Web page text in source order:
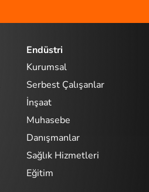
Endüstri
Kurumsal
Serbest Çalışanlar
İnşaat
Muhasebe
Danışmanlar
Sağlık Hizmetleri
Eğitim